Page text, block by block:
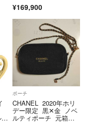
包になりますが、限界ま
と、ご了承くださいま
持って対応させて頂きま
ク ゴールド金具 フリ
ンジ オフホワイト
¥169,900
ポーチ
CHANEL 2020年ホリ
デー限定 黒✕金 ノベ
ルティポーチ 元箱な